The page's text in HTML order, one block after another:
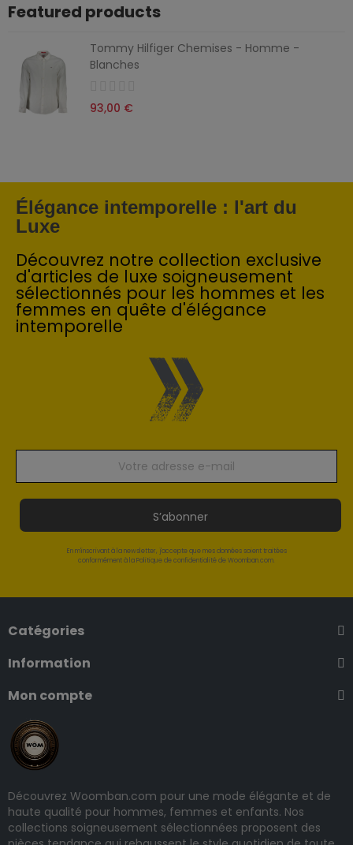
Featured products
Tommy Hilfiger Chemises - Homme -
Blanches
93,00 €
Élégance intemporelle : l'art du
Luxe
Découvrez notre collection exclusive
d'articles de luxe soigneusement
sélectionnés pour les hommes et les
femmes en quête d'élégance
intemporelle
S’abonner
En m'inscrivant à la newsletter, j'accepte que mes données soient traitées
conformément à la Politique de confidentialité de Woomban.com.
Catégories
Information
Mon compte
Découvrez Woomban.com pour une mode élégante et de
haute qualité pour hommes, femmes et enfants. Nos
collections soigneusement sélectionnées proposent des